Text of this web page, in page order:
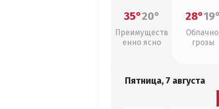
35°20°
Преимуществ
енно ясно
28°19°
грозы
Пятница, 7 августа